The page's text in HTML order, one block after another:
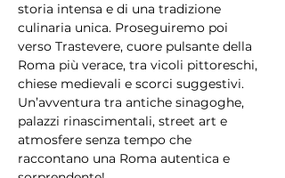
storia intensa e di una tradizione
culinaria unica. Proseguiremo poi
verso Trastevere, cuore pulsante della
Roma più verace, tra vicoli pittoreschi,
chiese medievali e scorci suggestivi.
Un’avventura tra antiche sinagoghe,
palazzi rinascimentali, street art e
atmosfere senza tempo che
raccontano una Roma autentica e